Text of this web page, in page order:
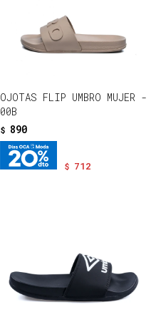
OJOTAS FLIP UMBRO MUJER -
00B
$ 890
$ 712